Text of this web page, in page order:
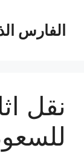
المحتوىالفارس
نقل